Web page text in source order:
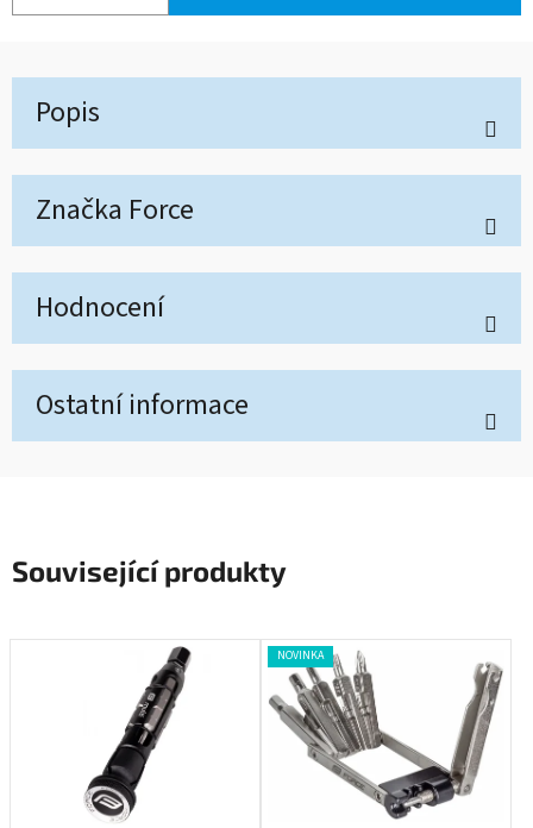
Popis
Značka Force
Hodnocení
Ostatní informace
Související produkty
NOVINKA